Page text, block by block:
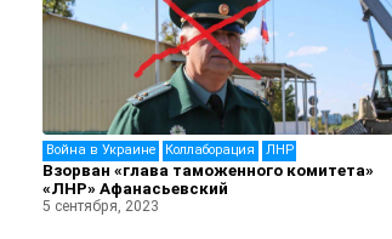
Война в Украине Коллаборация ЛНР
Взорван «глава таможенного комитета»
«ЛНР» Афанасьевский
5 сентября, 2023